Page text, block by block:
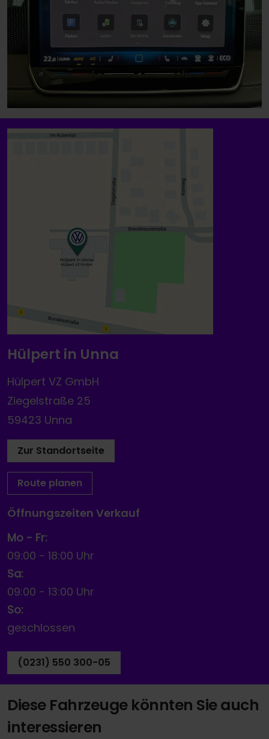
Hülpert in Unna
Hülpert VZ GmbH
Ziegelstraße 25
59423 Unna
Zur Standortseite
Route planen
Öffnungszeiten Verkauf
Mo - Fr:
09:00 - 18:00 Uhr
Sa:
09:00 - 13:00 Uhr
So:
geschlossen
(0231) 550 300-05
Diese Fahrzeuge könnten Sie auch
interessieren